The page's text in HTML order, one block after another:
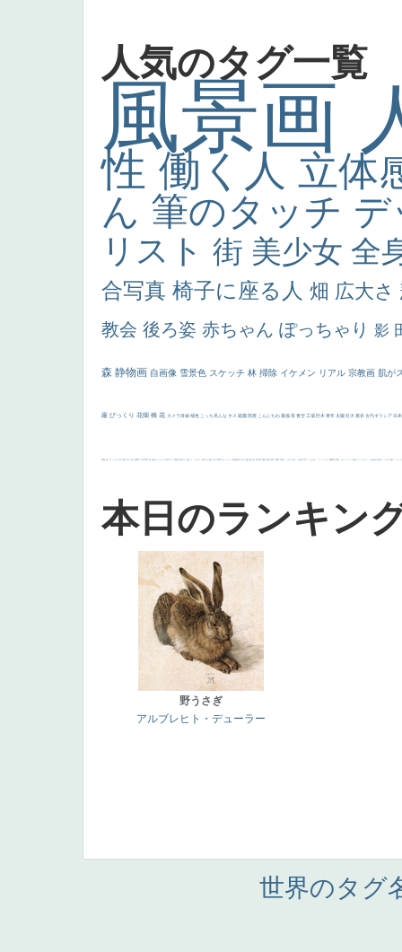
人気のタグ一覧
風景画
性 働く人 立体
ん 筆のタッチ
リスト 街 美少女 全
合写真 椅子に座る人 畑 広大さ
教会 後ろ姿 赤ちゃん ぽっちゃり 影
森 静物画 自画像 雪景色 スケッチ 林 掃除 イケメン リアル 宗教画 肌が
厳 びっくり 花畑 橋 花 カメラ目線 補色 こっち見んな キス 庭園 部屋 こんにちわ 素描 塔 青空 工場 巨木 青年 太陽 壮大 着衣 古代ギリシア 日
画質 last ヴィーナス 剣 白人少女 食事中 山本芳翠 麦 alciato ハーレム 女神 ローマ教皇 奥行き 火起こし シスター 東方の三博士 114514 かっこいい 受胎告知 天から覗き込む顔 設計図 挿絵 群衆 親子 裸婦 可愛い ピサロ ＃名画で学ぶ「たるみ」 ニーソックス 躍動感 黄色 こわい コート 畦道 レンブラント・ sekkusu 暖かい バブみ 靴下 ショッ
本日のランキン
野うさぎ
アルブレヒト・デューラー
世界のタグ